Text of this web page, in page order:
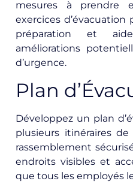
mesures à prendre
exercices
préparation et
améliorations
d’urgence.
Plan
Développez un plan
plusieurs itinéraires
rassemblement
endroits visibles et
que tous les employés